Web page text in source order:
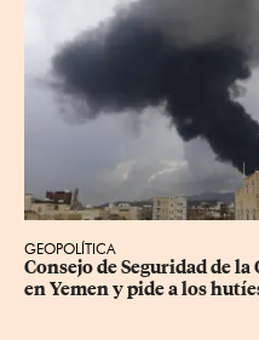
GEOPOLÍTICA
Consejo de Seguridad de
en Yemen y pide a los